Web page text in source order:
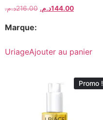
216.00د.م. 144.00د.م.
Marque:
UriageAjouter au panier
Promo !